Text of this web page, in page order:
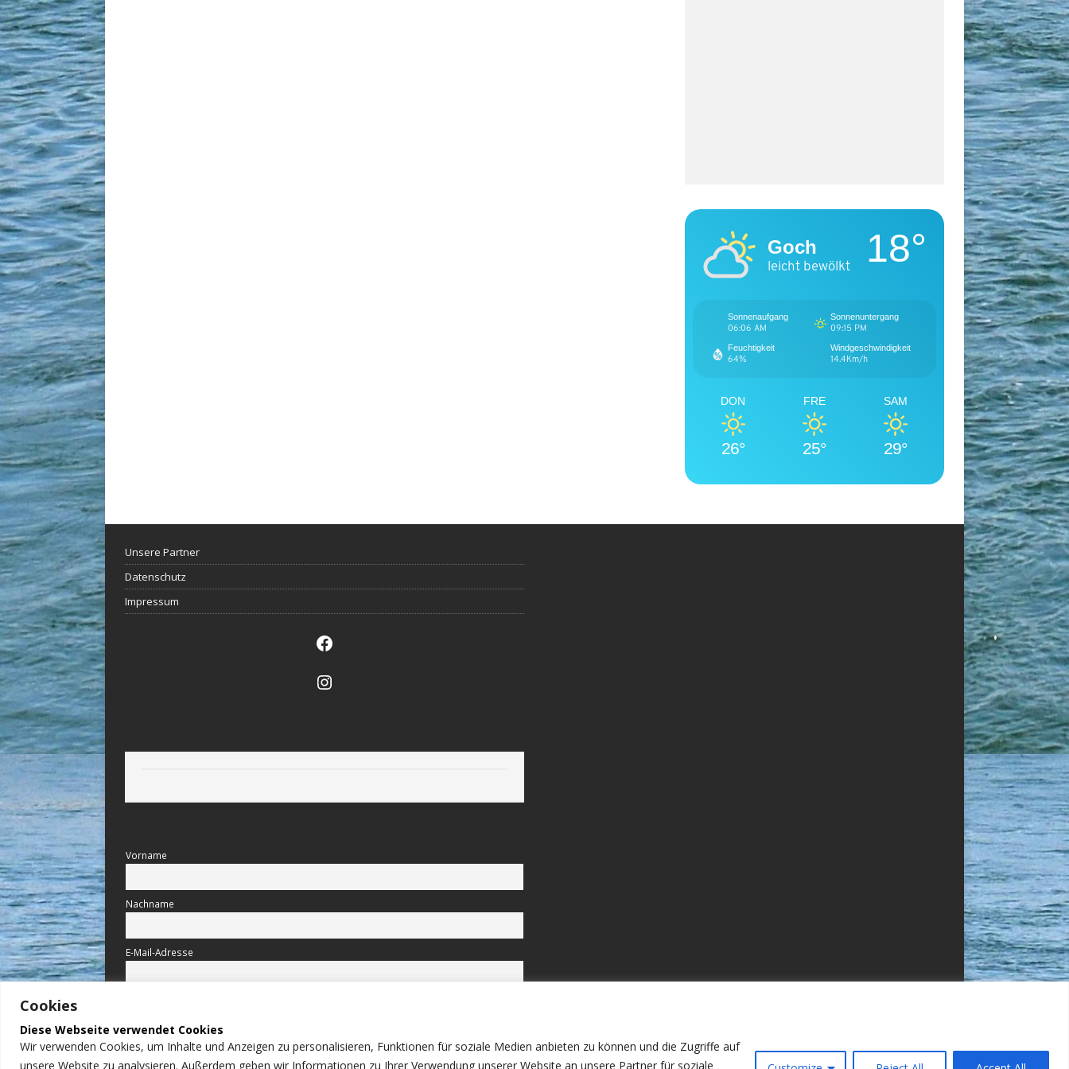
Cookies
Diese Webseite verwendet Cookies
Wir verwenden Cookies, um Inhalte und Anzeigen zu personalisieren, Funktionen für soziale Medien anbieten zu können und die Zugriffe auf
unsere Website zu analysieren. Außerdem geben wir Informationen zu Ihrer Verwendung unserer Website an unsere Partner für soziale
Goch
leicht bewölkt 18°
Sonnenaufgang
06:06 AM
Sonnenuntergang
09:15 PM
Feuchtigkeit
64%
Windgeschwindigkeit
14.4Km/h
DON
26°
FRE
25°
SAM
29°
Unsere Partner
Datenschutz
Impressum
Vorname
Nachname
E-Mail-Adresse